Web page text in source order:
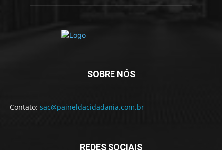
SOBRE NÓS
Contato: sac@paineldacidadania.com.br
REDES SOCIAIS